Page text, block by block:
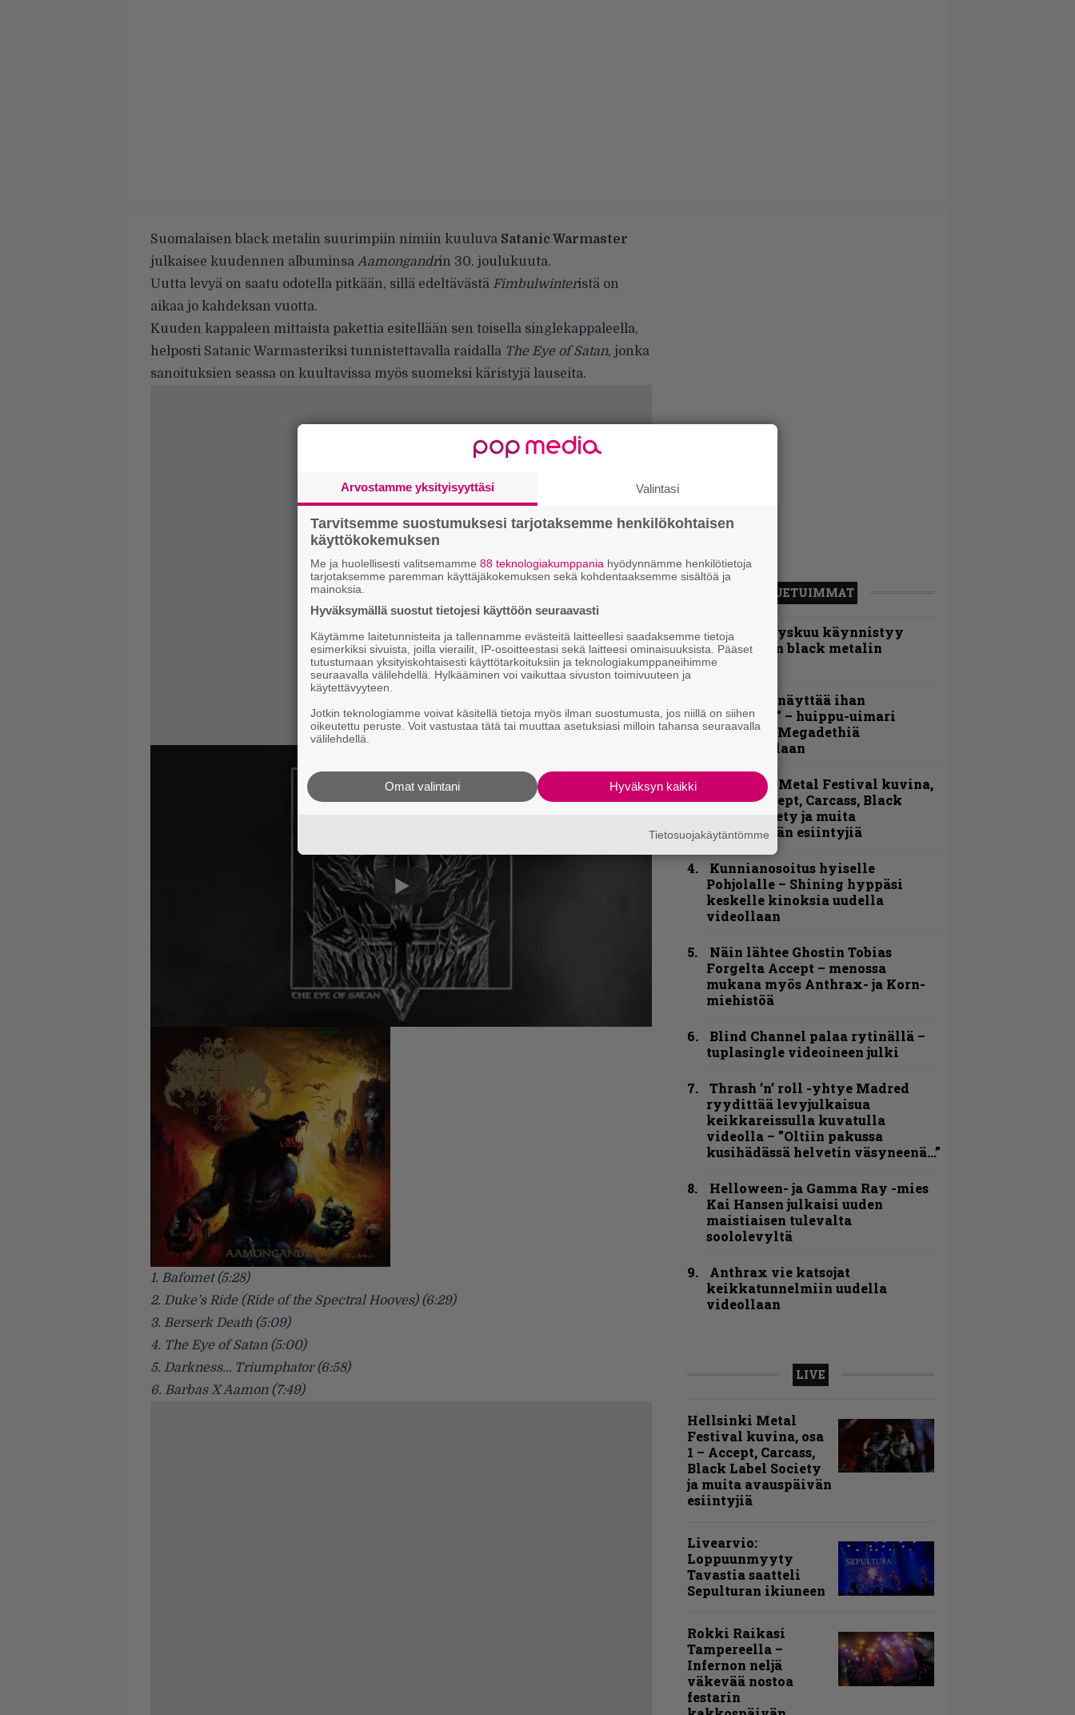
Suomalaisen black metalin suurimpiin nimiin kuuluva Satanic Warmaster
julkaisee kuudennen albuminsa Aamongandrin 30. joulukuuta.
Uutta levyä on saatu odotella pitkään, sillä edeltävästä Fimbulwinteristä on
aikaa jo kahdeksan vuotta.
Kuuden kappaleen mittaista pakettia esitellään sen toisella singlekappaleella,
helposti Satanic Warmasteriksi tunnistettavalla raidalla The Eye of Satan, jonka
sanoituksien seassa on kuultavissa myös suomeksi käristyjä lauseita.
1. Bafomet (5:28)
2. Duke’s Ride (Ride of the Spectral Hooves) (6:29)
3. Berserk Death (5:09)
4. The Eye of Satan (5:00)
5. Darkness… Triumphator (6:58)
6. Barbas X Aamon (7:49)
LUETUIMMAT
Espoon syyskuu käynnistyy
kotimaisen black metalin
merkeissä
”Mitalini näyttää ihan
plektralta” – huippu-uimari
jamittelee Megadethiä
palkinnollaan
Hellsinki Metal Festival kuvina,
osa 1 – Accept, Carcass, Black
Label Society ja muita
avauspäivän esiintyjiä
Kunnianosoitus hyiselle
Pohjolalle – Shining hyppäsi
keskelle kinoksia uudella
videollaan
Näin lähtee Ghostin Tobias
Forgelta Accept – menossa
mukana myös Anthrax- ja Korn-
miehistöä
Blind Channel palaa rytinällä –
tuplasingle videoineen julki
Thrash ’n’ roll -yhtye Madred
ryydittää levyjulkaisua
keikkareissulla kuvatulla
videolla – ”Oltiin pakussa
kusihädässä helvetin väsyneenä…”
Helloween- ja Gamma Ray -mies
Kai Hansen julkaisi uuden
maistiaisen tulevalta
soololevyltä
Anthrax vie katsojat
keikkatunnelmiin uudella
videollaan
LIVE
Hellsinki Metal
Festival kuvina, osa
1 – Accept, Carcass,
Black Label Society
ja muita avauspäivän
esiintyjiä
Livearvio:
Loppuunmyyty
Tavastia saatteli
Sepulturan ikiuneen
Rokki Raikasi
Tampereella –
Infernon neljä
väkevää nostoa
festarin
Arvostamme yksityisyyttäsi Valintasi
Tarvitsemme suostumuksesi tarjotaksemme henkilökohtaisen
käyttökokemuksen
Me ja huolellisesti valitsemamme 88 teknologiakumppania hyödynnämme henkilötietoja
tarjotaksemme paremman käyttäjäkokemuksen sekä kohdentaaksemme sisältöä ja
mainoksia.
Hyväksymällä suostut tietojesi käyttöön seuraavasti
Käytämme laitetunnisteita ja tallennamme evästeitä laitteellesi saadaksemme tietoja
esimerkiksi sivuista, joilla vierailit, IP-osoitteestasi sekä laitteesi ominaisuuksista. Pääset
tutustumaan yksityiskohtaisesti käyttötarkoituksiin ja teknologiakumppaneihimme
seuraavalla välilehdellä. Hylkääminen voi vaikuttaa sivuston toimivuuteen ja
käytettävyyteen.
Jotkin teknologiamme voivat käsitellä tietoja myös ilman suostumusta, jos niillä on siihen
oikeutettu peruste. Voit vastustaa tätä tai muuttaa asetuksiasi milloin tahansa seuraavalla
välilehdellä.
Hyväksyn kaikki
Omat valintani
Tietosuojakäytäntömme